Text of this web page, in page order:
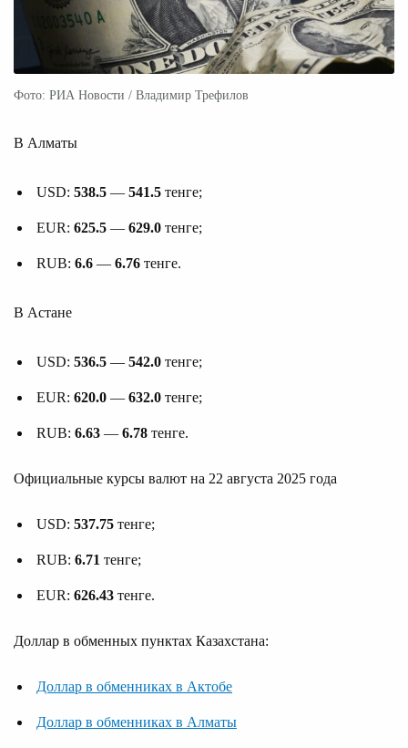
Фото: РИА Новости / Владимир Трефилов
В Алматы
USD: 538.5 — 541.5 тенге;
EUR: 625.5 — 629.0 тенге;
RUB: 6.6 — 6.76 тенге.
В Астане
USD: 536.5 — 542.0 тенге;
EUR: 620.0 — 632.0 тенге;
RUB: 6.63 — 6.78 тенге.
Официальные курсы валют на 22 августа 2025 года
USD: 537.75 тенге;
RUB: 6.71 тенге;
EUR: 626.43 тенге.
Доллар в обменных пунктах Казахстана:
Доллар в обменниках в Актобе
Доллар в обменниках в Алматы